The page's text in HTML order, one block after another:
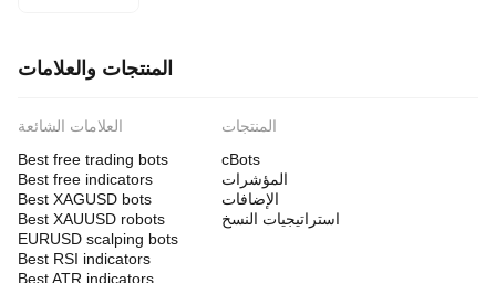
المنتجات والعلامات
العلامات الشائعة
Best free trading bots
Best free indicators
Best XAGUSD bots
Best XAUUSD robots
EURUSD scalping bots
Best RSI indicators
Best ATR indicators
المنتجات
cBots
المؤشرات
الإضافات
استراتيجيات النسخ